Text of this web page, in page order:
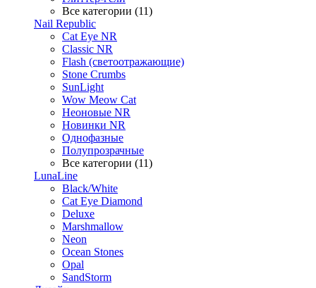
Все категории (11)
Nail Republic
Cat Eye NR
Classic NR
Flash (светоотражающие)
Stone Crumbs
SunLight
Wow Meow Cat
Неоновые NR
Новинки NR
Однофазные
Полупрозрачные
Все категории (11)
LunaLine
Black/White
Cat Eye Diamond
Deluxe
Marshmallow
Neon
Ocean Stones
Opal
SandStorm